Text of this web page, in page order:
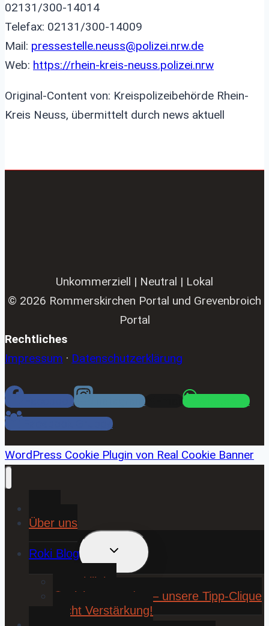
02131/300-14014
Telefax: 02131/300-14009
Mail: pressestelle.neuss@polizei.nrw.de
Web: https://rhein-kreis-neuss.polizei.nrw
Original-Content von: Kreispolizeibehörde Rhein-
Kreis Neuss, übermittelt durch news aktuell
Unkommerziell | Neutral | Lokal
© 2026 Rommerskirchen Portal und Grevenbroich
Portal
Rechtliches
Impressum · Datenschutzerklärung
Facebook Instagram
WhatsApp
Facebook Gruppe
WordPress Cookie Plugin von Real Cookie Banner
Über uns
Roki Blog
UNTERMENÜ
UMSCHALTEN
❤️ Rokiliebe
⚽ KickStart 25/26 – unsere Tipp-Clique
sucht Verstärkung!